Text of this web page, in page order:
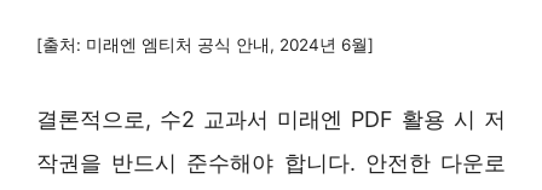
[출처: 미래엔 엠티처 공식 안내, 2024년 6월]
결론적으로, 수2 교과서 미래엔 PDF 활용 시 저
작권을 반드시 준수해야 합니다. 안전한 다운로